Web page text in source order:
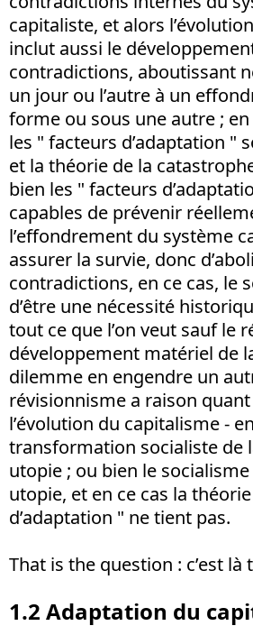
capitaliste, et alors
inclut aussi le
contradictions, aboutissant
un jour ou l’autre à un
forme ou sous une autre ;
les " facteurs d’adaptation "
et la théorie de la
bien les " facteurs
capables de prévenir
l’effondrement du système
assurer la survie, donc
contradictions, en ce cas, le
d’être une nécessité
tout ce que l’on veut sauf le
développement matériel de
dilemme en engendre un
révisionnisme a raison
l’évolution du capitalisme -
transformation socialiste de
utopie ; ou bien le socialisme
utopie, et en ce cas la
d’adaptation " ne tient pas.
That is the question : c’est
1.2 Adaptation du